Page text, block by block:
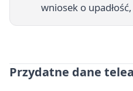
wniosek o
Przydatne dane